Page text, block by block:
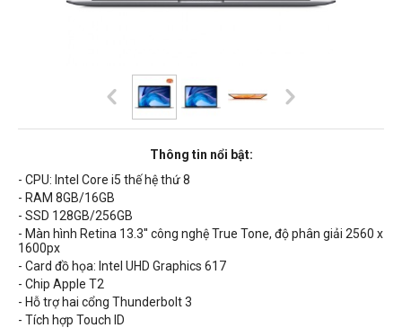
Thông tin nổi bật:
- CPU: Intel Core i5 thế hệ thứ 8
- RAM 8GB/16GB
- SSD 128GB/256GB
- Màn hình Retina 13.3'' công nghệ True Tone, độ phân giải 2560 x
1600px
- Card đồ họa: Intel UHD Graphics 617
- Chip Apple T2
- Hỗ trợ hai cổng Thunderbolt 3
- Tích hợp Touch ID